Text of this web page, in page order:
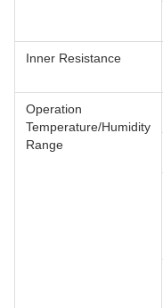
Inner Resistance
Operation
Temperature/Humidity
Range